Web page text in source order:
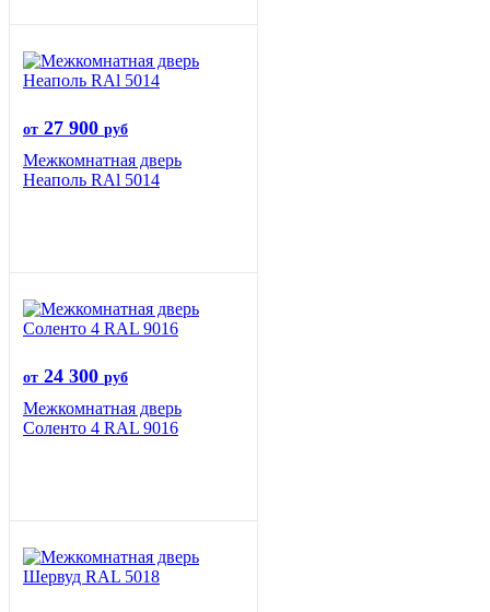
от 27 900 руб
Межкомнатная дверь
Неаполь RAl 5014
от 24 300 руб
Межкомнатная дверь
Соленто 4 RAL 9016